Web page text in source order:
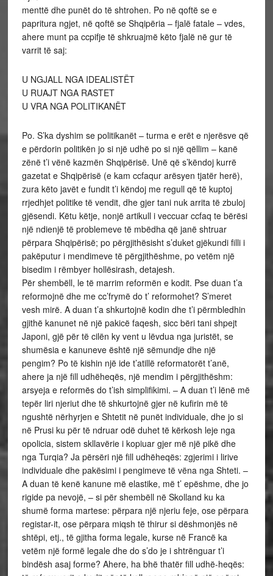
menttë dhe punët do të shtrohen. Po në qoftë se e
papritura ngjet, në qoftë se Shqipëria – fjalë fatale – vdes,
ahere munt pa ccpifje të shkruajmë këto fjalë në gur të
varrit të saj:
U NGJALL NGA IDEALISTËT
U RUAJT NGA RASTET
U VRA NGA POLITIKANËT
Po. S’ka dyshim se politikanët – turma e erët e njerësve që
e përdorin politikën jo si një udhë po si një qëllim – kanë
zënë t’i vënë kazmën Shqipërisë. Unë që s’këndoj kurrë
gazetat e Shqipërisë (e kam ccfaqur arësyen tjatër herë),
zura këto javët e fundit t’i këndoj me regull që të kuptoj
rrjedhjet politike të vendit, dhe gjer tani nuk arrita të zbuloj
gjësendi. Këtu këtje, nonjë artikull i veccuar ccfaq te bërësi
një ndienjë të problemeve të mbëdha që janë shtruar
përpara Shqipërisë; po përgjithësisht s’duket gjëkundi filli i
pakëputur i mendimeve të përgjithëshme, po vetëm një
bisedim i rëmbyer hollësirash, detajesh.
Për shembëll, le të marrim reformën e kodit. Pse duan t’a
reformojnë dhe me cc’frymë do t’ reformohet? S’meret
vesh mirë. A duan t’a shkurtojnë kodin dhe t’i përmbledhin
gjithë kanunet në një pakicë faqesh, sicc bëri tani shpejt
Japoni, gjë për të cilën ky vent u lëvdua nga juristët, se
shumësia e kanuneve është një sëmundje dhe një
pengim? Po të kishin një ide t’atillë reformatorët t’anë,
ahere ja një fill udhëheqës, një mendim i përgjithëshm:
arsyeja e reformës do t’ish simplifikimi. – A duan t’i lënë më
tepër liri njeriut dhe të shkurtojnë gjer në kufirin më të
ngushtë nërhyrjen e Shtetit në punët individuale, dhe jo si
në Prusi ku për të ndruar odë duhet të kërkosh leje nga
opolicia, sistem skllavërie i kopiuar gjer më një pikë dhe
nga Turqia? Ja përsëri një fill udhëheqës: zgjerimi i lirive
individuale dhe pakësimi i pengimeve të vëna nga Shteti. –
A duan të kenë kanune më elastike, më t’ epëshme, dhe jo
rigide pa nevojë, – si për shembëll në Skolland ku ka
shumë forma martese: përpara një njeriu feje, ose përpara
registar-it, ose përpara miqsh të thirur si dëshmonjës në
shtëpi, etj., të gjitha forma legale, kurse në Francë ka
vetëm një formë legale dhe do s’do je i shtrënguar t’i
bindësh asaj forme? Ahere, ha bhë thatër fill udhë-heqës: